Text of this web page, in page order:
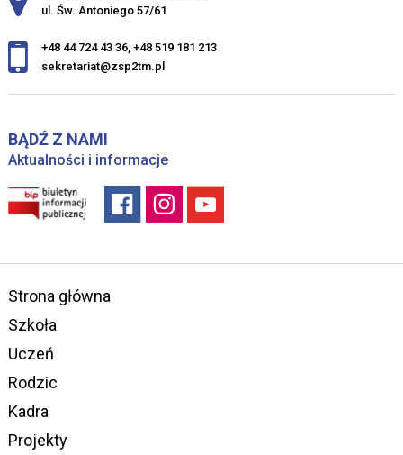
ul. Św. Antoniego 57/61
+48 44 724 43 36, +48 519 181 213
sekretariat@zsp2tm.pl
BĄDŹ Z NAMI
Aktualności i informacje
Strona główna
Szkoła
Uczeń
Rodzic
Kadra
Projekty